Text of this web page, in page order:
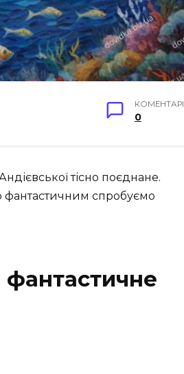
КОМЕНТАРІ
0
тісно поєднане.
фантастичним спробуємо